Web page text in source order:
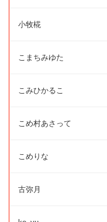
小牧椛
こまちみゆた
こみひかるこ
こめ村あさって
こめりな
古弥月